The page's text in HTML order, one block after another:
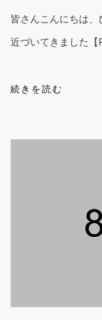
皆さんこんにちは
近づいてきました【
続きを読む